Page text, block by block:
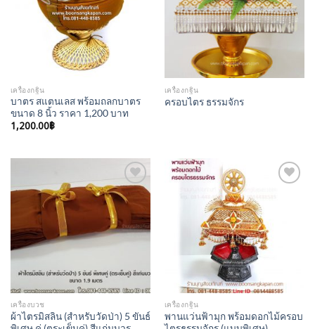
เครื่องกฐิน
บาตร สแตนเลส พร้อมถลกบาตร
ขนาด 8 นิ้ว ราคา 1,200 บาท
1,200.00฿
เครื่องกฐิน
ครอบไตร ธรรมจักร
Add to
Wishlist
เครื่องบวช
ผ้าไตรมิสลิน (สำหรับวัดป่า) 5 ขันธ์
เครื่องกฐิน
พานแว่นฟ้ามุก พร้อมดอกไม้ครอบ